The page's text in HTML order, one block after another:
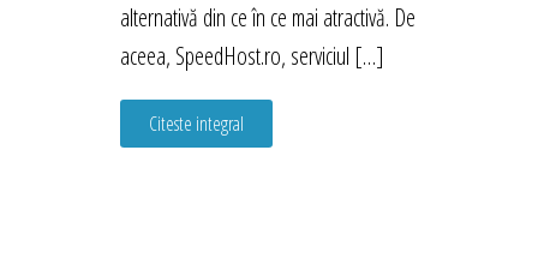
alternativă din ce în ce mai atractivă. De
aceea, SpeedHost.ro, serviciul […]
Citeste integral